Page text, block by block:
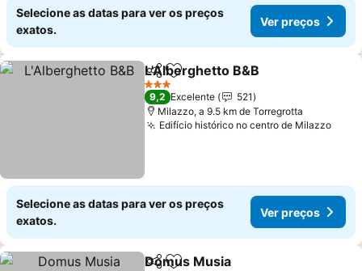
Selecione as datas para ver os preços
exatos.
Ver preços
PartilharAdicionar aos favoritos
L'Alberghetto B&B
3 Estrelas
9,2 Excelente
521
Milazzo, a 9.5 km de Torregrotta
Edifício histórico no centro de Milazzo
Selecione as datas para ver os preços
exatos.
Ver preços
Domus Musia